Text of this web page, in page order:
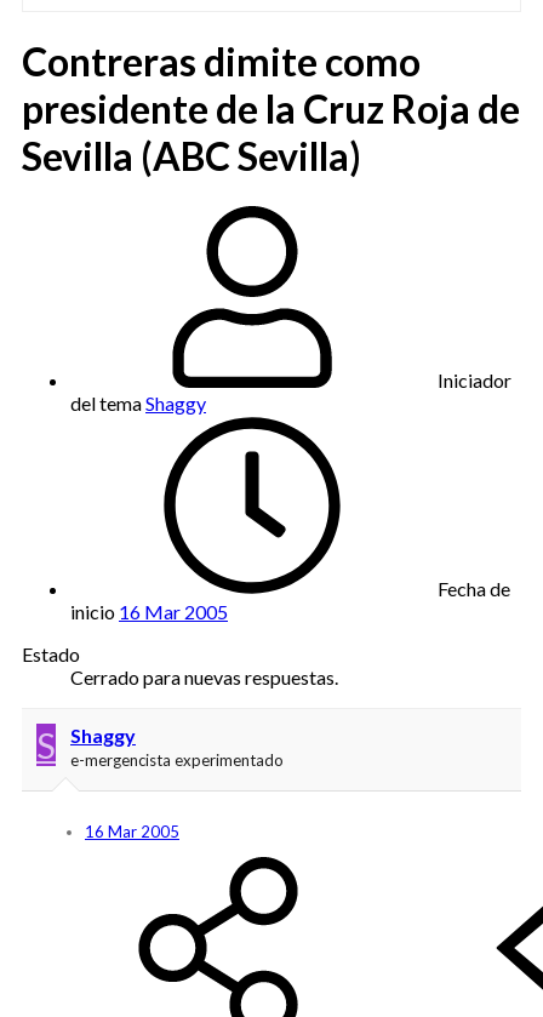
Contreras dimite como
presidente de la Cruz Roja de
Sevilla (ABC Sevilla)
Iniciador
del temaShaggy
Fecha de
inicio 16 Mar 2005
Estado
Cerrado para nuevas respuestas.
S Shaggy
e-mergencista experimentado
16 Mar 2005